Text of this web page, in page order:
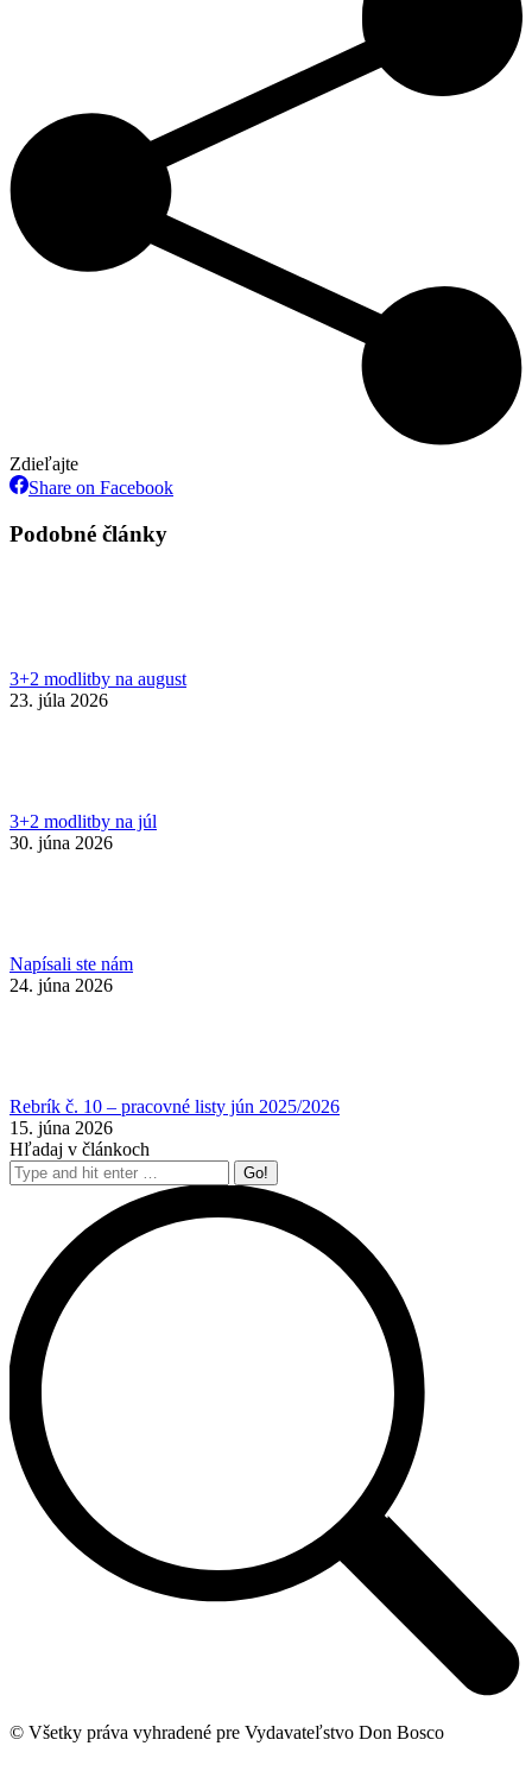
Zdieľajte
Share on FacebookShare
Podobné články
3+2 modlitby na august
23. júla 2026
3+2 modlitby na júl
30. júna 2026
Napísali ste nám
24. júna 2026
Rebrík č. 10 – pracovné listy jún 2025/2026
15. júna 2026
Hľadaj v článkoch
Search:
© Všetky práva vyhradené pre Vydavateľstvo Don Bosco